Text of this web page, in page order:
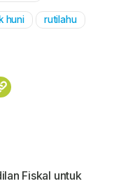
huni rutilahu
Fiskal untuk